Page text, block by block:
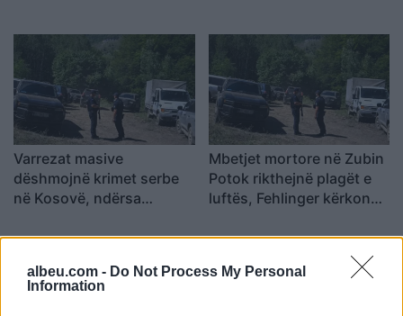
albeu.com - Do Not Process My Personal
Information
Varrezat masive
dëshmojnë krimet serbe
në Kosovë, ndërsa
përballur me drejtësinë
Mbetjet mortore në Zubin
Potok rikthejnë plagët e
luftës, Fehlinger kërkon
Serbinë